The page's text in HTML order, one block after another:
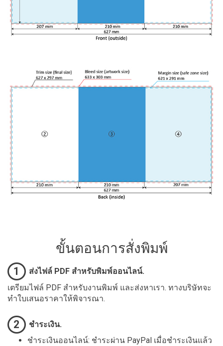
ขั้นตอนการสั่งพิมพ์
1
ส่งไฟล์ PDF สำหรับพิมพ์ออนไลน์.
เตรียมไฟล์ PDF สำหรับงานพิมพ์ และส่งหาเรา. ทางบริษัทจะ
ทำใบเสนอราคาให้พิจารณา.
2
ชำระเงิน.
ชำระเงินออนไลน์: ชำระผ่าน PayPal เมื่อชำระเงินแล้ว